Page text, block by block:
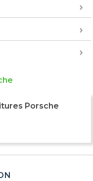
Porsche